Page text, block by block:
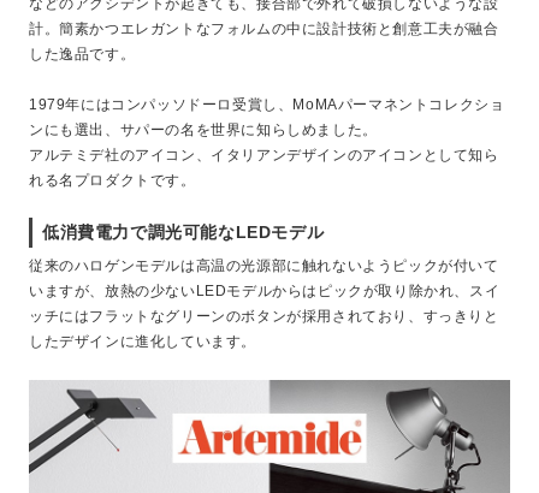
などのアクシデントが起きても、接合部で外れて破損しないような設
計。簡素かつエレガントなフォルムの中に設計技術と創意工夫が融合
した逸品です。
1979年にはコンパッソドーロ受賞し、MoMAパーマネントコレクショ
ンにも選出、サパーの名を世界に知らしめました。
アルテミデ社のアイコン、イタリアンデザインのアイコンとして知ら
れる名プロダクトです。
低消費電力で調光可能なLEDモデル
従来のハロゲンモデルは高温の光源部に触れないようピックが付いて
いますが、放熱の少ないLEDモデルからはピックが取り除かれ、スイ
ッチにはフラットなグリーンのボタンが採用されており、すっきりと
したデザインに進化しています。